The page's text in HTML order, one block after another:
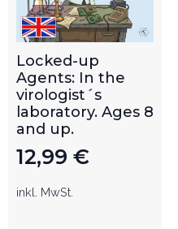
Locked-up
Agents: In the
virologist´s
laboratory. Ages 8
and up.
12,99 €
inkl. MwSt.